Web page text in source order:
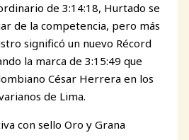
de 3:14:18, Hurtado se
de la competencia, pero más
significó un nuevo Récord
la marca de 3:15:49 que
César Herrera en los
de Lima.
con sello Oro y Grana